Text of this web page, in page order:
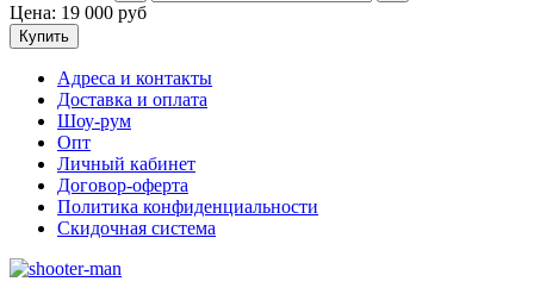
Цена: 19 000 руб
Купить
Адреса и контакты
Доставка и оплата
Шоу-рум
Опт
Личный кабинет
Договор-оферта
Политика конфиденциальности
Скидочная система